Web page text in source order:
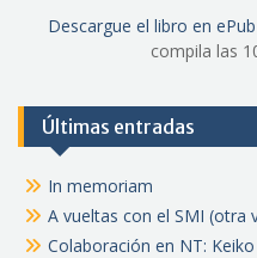
Descargue el libro en
compila las
Últimas entradas
In memoriam
A vueltas con el SMI (otra
Colaboración en NT: